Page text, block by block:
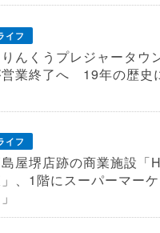
イフ
りんくうプレジャータウ
業終了へ 19年の歴史
イフ
屋堺店跡の商業施設「
、1階にスーパーマー